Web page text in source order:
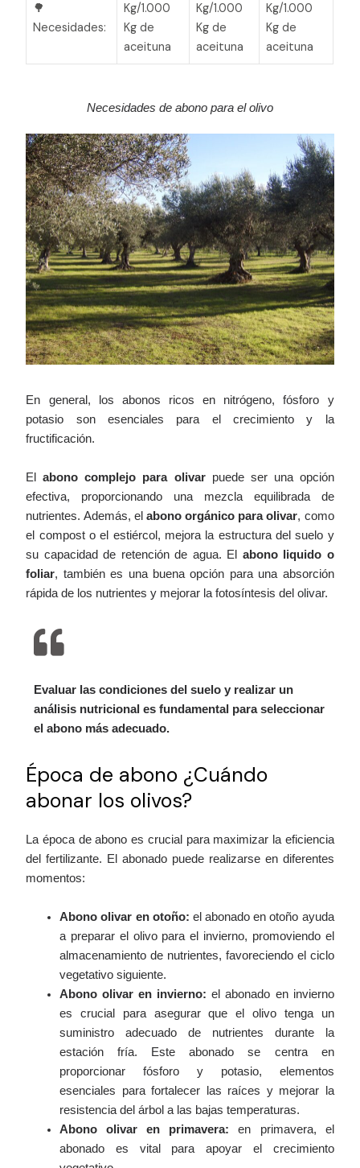
🌳
Necesidades:
Kg/1.000
Kg de
aceituna
Kg/1.000
Kg de
aceituna
Kg/1.000
Kg de
aceituna
Necesidades de abono para el olivo
En general, los abonos ricos en nitrógeno, fósforo y
potasio son esenciales para el crecimiento y la
fructificación.
Elabono complejo para olivarpuede ser una opción
efectiva, proporcionando una mezcla equilibrada de
nutrientes. Además, el abono orgánico para olivar, como
el compost o el estiércol, mejora la estructura del suelo y
su capacidad de retención de agua. El abono liquido o
foliar, también es una buena opción para una absorción
rápida de los nutrientes y mejorar la fotosíntesis delolivar.
Evaluar las condiciones del suelo y realizar un
análisis nutricional es fundamental para seleccionar
el abono más adecuado.
Época de abono ¿Cuándo
abonar los olivos?
La época de abono es crucial para maximizar la eficiencia
del fertilizante. El abonado puede realizarse en diferentes
momentos:
Abono olivar en otoño: el abonado en otoño ayuda
a preparar el olivo para el invierno, promoviendo el
almacenamiento de nutrientes, favoreciendo el ciclo
vegetativo siguiente.
Abono olivar en invierno: el abonado en invierno
es crucial para asegurar que el olivo tenga un
suministro adecuado de nutrientes durante la
estación fría. Este abonado se centra en
proporcionar fósforo y potasio, elementos
esenciales para fortalecer las raíces y mejorar la
resistencia del árbol a las bajas temperaturas.
Abono olivar en primavera: en primavera, el
abonado es vital para apoyar el crecimiento